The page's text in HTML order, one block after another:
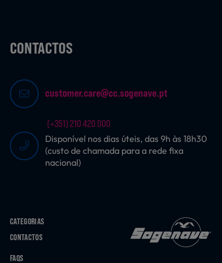
CONTACTOS
customer.care@cc.sogenave.pt
(+351) 210 420 000
Disponível nos dias úteis, das 9h às 18h30
(custo de chamada para a rede fixa
nacional)
CATEGORIAS
CONTACTOS
FAQS